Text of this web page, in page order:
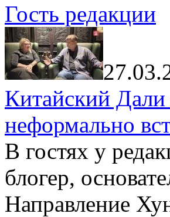
Гость редакции
Китайский
неформально
В гостях у
блогер,
Направление